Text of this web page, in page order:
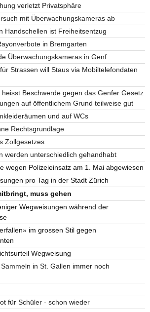
verletzt Privatsphäre
mit Überwachungskameras ab
Handschellen ist Freiheitsentzug
in Bremgarten
Überwachungskameras in Genf
Strassen will Staus via Mobiltelefondaten
heisst Beschwerde gegen das Genfer Gesetz
auf öffentlichem Grund teilweise gut
und auf WCs
Rechtsgrundlage
Zollgesetzes
werden unterschiedlich gehandhabt
wegen Polizeieinsatz am 1. Mai abgewiesen
pro Tag in der Stadt Zürich
muss gehen
Wegweisungen während der
im grossen Stil gegen
Wegweisung
in St. Gallen immer noch
für Schüler - schon wieder